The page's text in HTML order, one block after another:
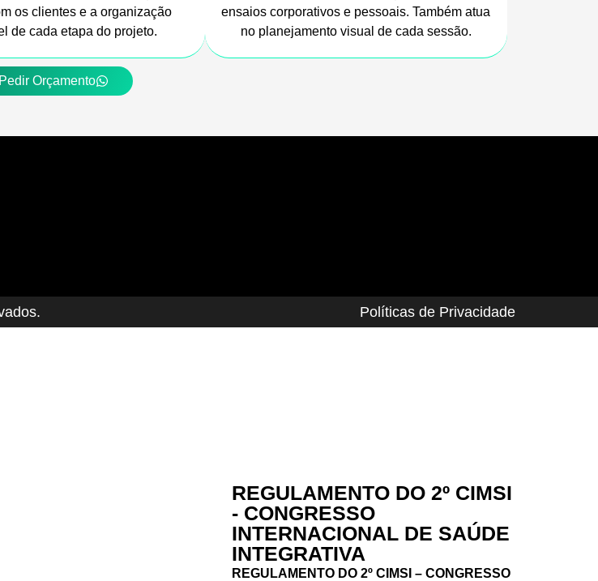
os clientes e a organização
de cada etapa do projeto.
ensaios corporativos e pessoais. Também atua
no planejamento visual de cada sessão.
Pedir Orçamento
Políticas de Privacidade
REGULAMENTO DO 2º CIMSI
- CONGRESSO
INTERNACIONAL DE SAÚDE
INTEGRATIVA
REGULAMENTO DO 2º CIMSI – CONGRESSO